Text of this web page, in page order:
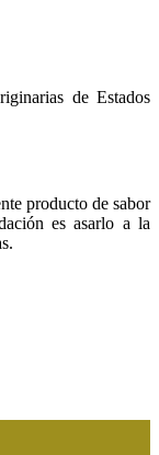
de Estados
producto de sabor
es asarlo a la